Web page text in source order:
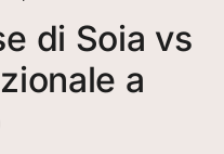
di Soia vs
a